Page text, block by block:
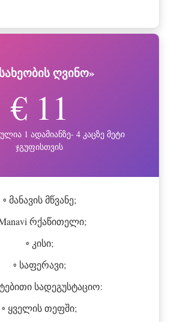
ღვინო»
€ 11
1 ადამიანზე- 4 კაცზე მეტი
ჯგუფისთვის
◦ მანავის მწვანე;
რქაწითელი;
◦ კისი;
◦ საფერავი;
სადეგუსტაციო:
◦ ყველის თეფში;